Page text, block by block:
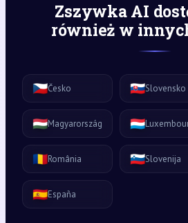
Zszywka AI
również w
🇨🇿Česko 🇸🇰Slovensko
🇭🇺Magyarország 🇱🇺
🇷🇴România 🇸🇮Slovenija
🇪🇸España